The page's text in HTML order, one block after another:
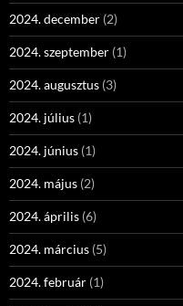
2024. december (2)
2024. szeptember (1)
2024. augusztus (3)
2024. július (1)
2024. június (1)
2024. május (2)
2024. április (6)
2024. március (5)
2024. február (1)